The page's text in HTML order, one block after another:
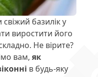
базилік у
виростити його
Не вірите?
вам, як
в будь-яку